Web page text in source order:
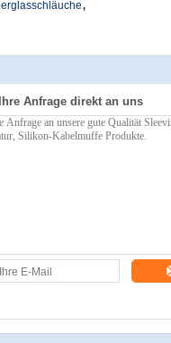
,
Anfrage direkt an uns